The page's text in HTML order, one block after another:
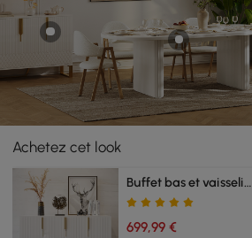
Achetez cet look
Buffet bas et vaisselier
699,99 €